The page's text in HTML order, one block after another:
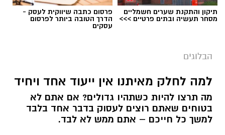
תיקון והתקנת שערים חשמליים
מסחר תעשיה ובתים פרטיים >>>
פרסום כתבה שיווקית לעסק -
הדרך הטובה ביותר לפרסום
עסקים
הבלוגים
למה לחלק מאיתנו אין ייעוד אחד ויחיד
מה תרצו להיות כשתהיו גדולים? אם אתם לא
בטוחים שאתם רוצים לעסוק בדבר אחד בלבד
למשך כל חייכם – אתם ממש לא לבד.